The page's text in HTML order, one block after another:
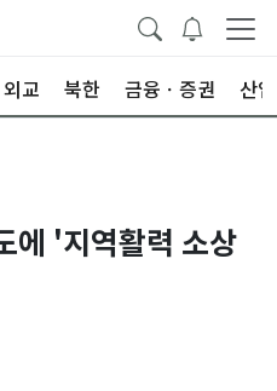
외교 북한 금융ㆍ증권 산업
에 '지역활력 소상